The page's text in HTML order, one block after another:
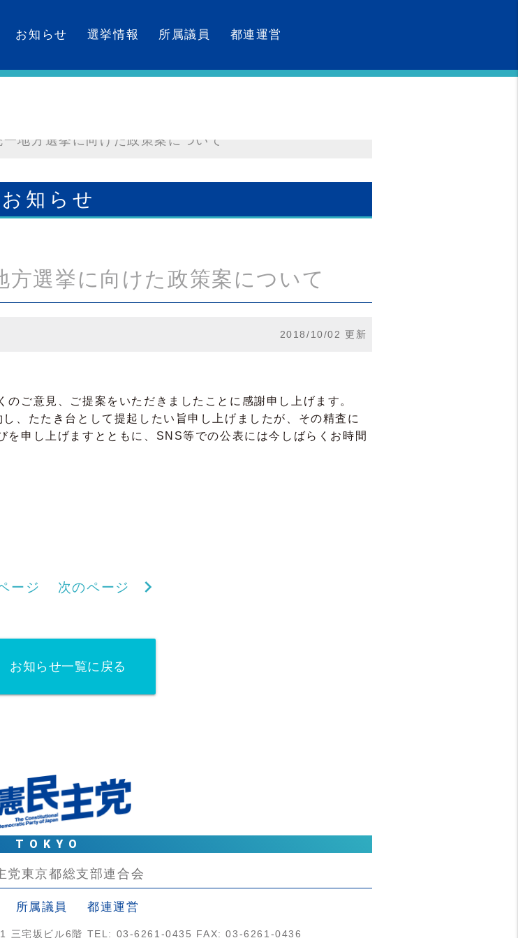
お知らせ 選挙情報 所属議員 都連運営
地方選挙に向けた政策案について
お知らせ
選挙に向けた政策案について
2018/10/02 更新
ご意見、ご提案をいただきましたことに感謝申し上げます。
、たたき台として提起したい旨申し上げましたが、その精査に
申し上げますとともに、SNS等での公表には今しばらくお時間
ージ 次のページ chevron_right
お知らせ一覧に戻る
TOKYO
党東京都総支部連合会
所属議員
都連運営
三宅坂ビル6階 TEL: 03-6261-0435 FAX: 03-6261-0436